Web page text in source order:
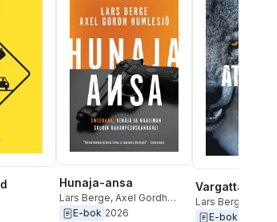
Hunaja-ansa
Lars Berge, Axel Gordh
Humlesjö
E-bok 2026
Vargattacken
Lars Berge
E-bok